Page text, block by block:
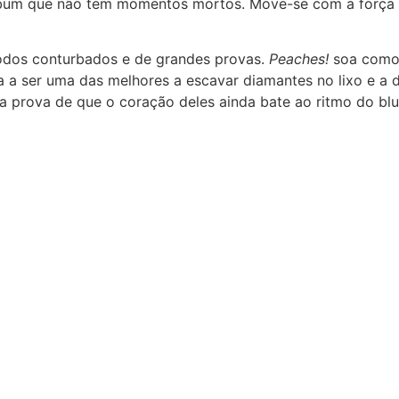
conturbados e de grandes provas. Peaches! soa
ser uma das melhores a escavar diamantes no lixo e
prova de que o coração deles ainda bate ao ritmo do